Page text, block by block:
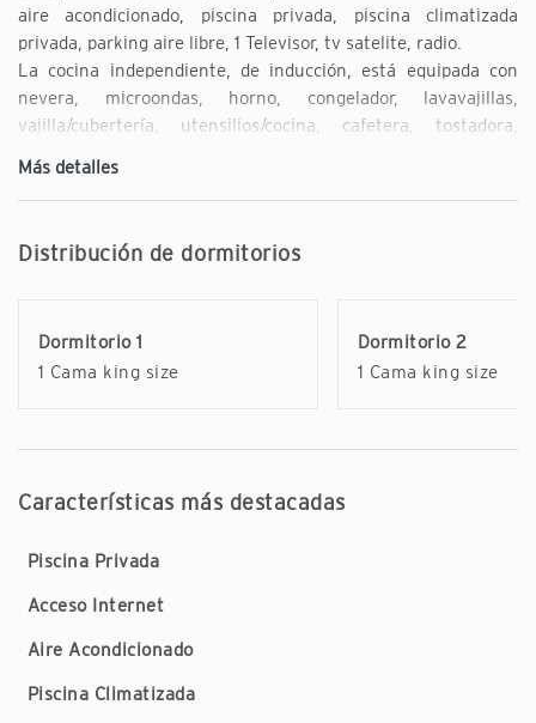
aire acondicionado, piscina privada, piscina climatizada
privada, parking aire libre, 1 Televisor, tv satelite, radio.
La cocina independiente, de inducción, está equipada con
nevera, microondas, horno, congelador, lavavajillas,
vajilla/cubertería, utensilios/cocina, cafetera, tostadora,
Más detalles
Distribución de dormitorios
Dormitorio 1
1 Cama king size
Dormitorio 2
1 Cama king size
Características más destacadas
Piscina Privada
Acceso Internet
Aire Acondicionado
Piscina Climatizada